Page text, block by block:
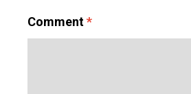
Comment*